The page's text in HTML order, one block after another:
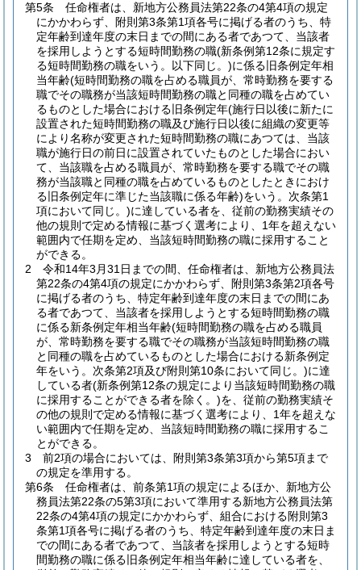
第5条
任命権者は、新地方公務員法第22条の4第4項の規定
にかかわらず、附則第3条第1項各号に掲げる者のうち、特
定年齢到達年度の末日までの間にある者であつて、当該者
を採用しようとする短時間勤務の職(新条例第12条に規定す
る短時間勤務の職をいう。以下同じ。)に係る旧条例定年相
当年齢(短時間勤務の職を占める職員が、常時勤務を要する
職でその職務が当該短時間勤務の職と同種の職を占めてい
るものとした場合における旧条例定年(施行日以後に新たに
設置された短時間勤務の職及び施行日以後に組織の変更等
により名称が変更された短時間勤務の職にあつては、当該
職が施行日の前日に設置されていたものとした場合におい
て、当該職を占める職員が、常時勤務を要する職でその職
務が当該職と同種の職を占めているものとしたときにおけ
る旧条例定年に準じた当該職に係る年齢)をいう。次条第1
項において同じ。)に達している者を、従前の勤務実績その
他の規則で定める情報に基づく選考により、1年を超えない
範囲内で任期を定め、当該短時間勤務の職に採用すること
ができる。
2
令和14年3月31日までの間、任命権者は、新地方公務員法
第22条の4第4項の規定にかかわらず、附則第3条第2項各号
に掲げる者のうち、特定年齢到達年度の末日までの間にあ
る者であつて、当該者を採用しようとする短時間勤務の職
に係る新条例定年相当年齢(短時間勤務の職を占める職員
が、常時勤務を要する職でその職務が当該短時間勤務の職
と同種の職を占めているものとした場合における新条例定
年をいう。次条第2項及び附則第10条において同じ。)に達
している者(新条例第12条の規定により当該短時間勤務の職
に採用することができる者を除く。)を、従前の勤務実績そ
の他の規則で定める情報に基づく選考により、1年を超えな
い範囲内で任期を定め、当該短時間勤務の職に採用するこ
とができる。
3
前2項の場合においては、附則第3条第3項から第5項まで
の規定を準用する。
第6条
任命権者は、前条第1項の規定によるほか、新地方公
務員法第22条の5第3項において準用する新地方公務員法第
22条の4第4項の規定にかかわらず、組合における附則第3
条第1項各号に掲げる者のうち、特定年齢到達年度の末日ま
での間にある者であつて、当該者を採用しようとする短時
間勤務の職に係る旧条例定年相当年齢に達している者を、